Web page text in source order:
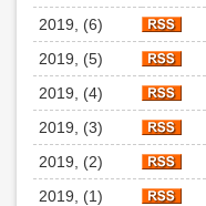
2019, (6)
2019, (5)
2019, (4)
2019, (3)
2019, (2)
2019, (1)